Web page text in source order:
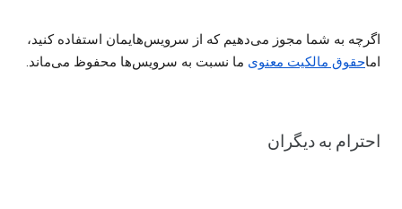
اگرچه به شما مجوز می‌دهیم که از سرویس‌هایمان استفاده کنید،
اماحقوق مالکیت معنوی ما نسبت به سرویس‌ها محفوظ می‌ماند.
احترام به دیگران